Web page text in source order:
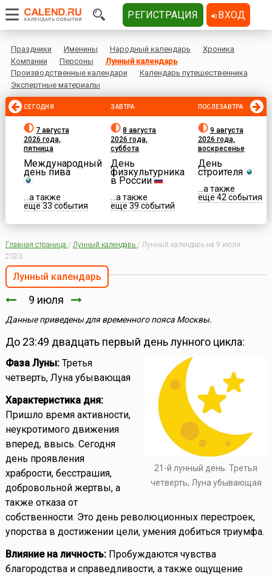
Праздники Именины Народный календарь
Хроника
Компании
Персоны
Лунный календарь
Производственные календари
Календарь путешественника
Экспертные материалы
СЕГОДНЯ
7 августа
2026 года,
пятница
Международный
день пива
...а также
еще 33 события
ЗАВТРА
8 августа
2026 года,
суббота
День
физкультурника
в России
...а также
еще 39 событий
ПОСЛЕЗАВТРА
9 августа
2026 года,
воскресенье
День
строителя
...а также
еще 42 события
Главная страница / Лунный календарь / Лунный календарь на 9 июля
2023
Лунный календарь
9 июля
Данные приведены для временного пояса Москвы.
До 23:49 двадцать первый день лунного цикла:
21-й лунный день. Третья
четверть, Луна убывающая
Фаза Луны:Третья
четверть, Луна убывающая
Характеристика дня:
Пришло время активности,
неукротимого движения
вперед, ввысь. Сегодня
день проявления
храбрости, бесстрашия,
добровольной жертвы, а
также отказа от
собственности. Это день революционных перестроек,
упорства в достижении цели, умения добиться триумфа.
Влияние на личность:Пробуждаются чувства
благородства и справедливости, а также ощущение
РЕГИСТРАЦИЯ ВХОД